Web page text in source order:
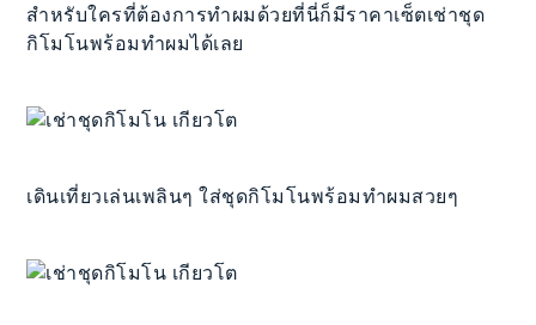
สำหรับใครที่ต้องการทำผมด้วยที่นี่ก็มีราคาเซ็ตเช่าชุด
กิโมโนพร้อมทำผมได้เลย
เดินเที่ยวเล่นเพลินๆ ใส่ชุดกิโมโนพร้อมทำผมสวยๆ